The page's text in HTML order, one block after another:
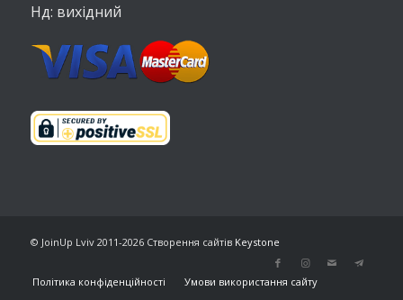
Нд: вихідний
© JoinUp Lviv 2011-2026 Створення сайтівKeystone
Політика конфіденційності Умови використання сайту